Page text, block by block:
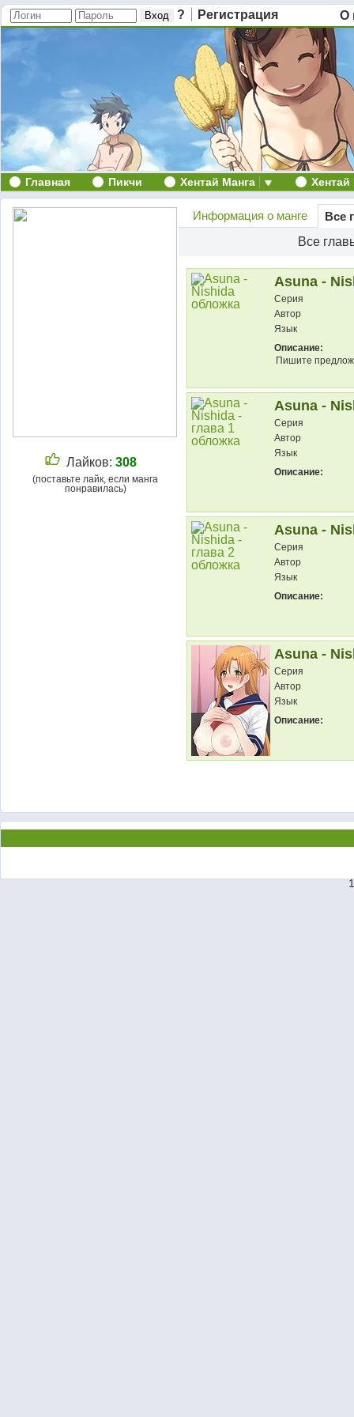
? Регистрация О
Главная Пикчи Хентай Манга
Лайков: 308
(поставьте лайк, если манга
понравилась)
Информация о манге
Все
Все
Asuna -
Серия
Автор
Язык
Описание:
Пишите
Asuna -
Серия
Автор
Язык
Описание:
Asuna -
Серия
Автор
Язык
Описание:
Asuna -
Серия
Автор
Язык
Описание: